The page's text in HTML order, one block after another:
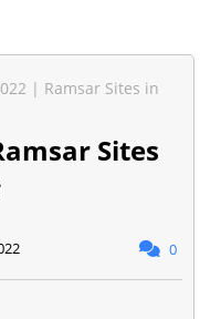
2022 | Ramsar Sites in
Ramsar Sites
0